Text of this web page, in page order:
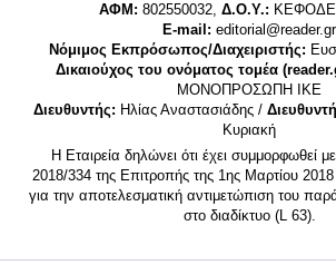
ΑΦΜ: 802550032, Δ.Ο.Υ.: ΚΕΦΟΔΕ
E-mail: editorial@reader.gr
Νόμιμος Εκπρόσωπος/Διαχειριστής:
Δικαιούχος του ονόματος τομέα
MONΟΠΡΟΣΩΠΗ ΙΚΕ
Διευθυντής: Ηλίας Αναστασιάδης /
Κυριακή
Η Εταιρεία δηλώνει ότι έχει συμμορφωθεί
2018/334 της Επιτροπής της 1ης Μαρτίου 2018
για την αποτελεσματική αντιμετώπιση του
στο διαδίκτυο (L 63).